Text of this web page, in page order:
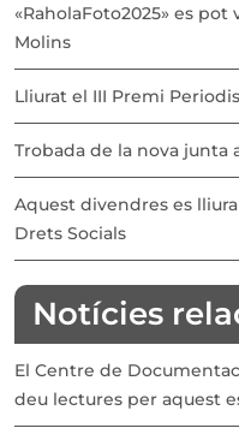
«RaholaFoto2025» es
Molins
Lliurat el III Premi
Trobada de la nova junta
Aquest divendres es
Drets Socials
Notícies
El Centre de
deu lectures per aquest